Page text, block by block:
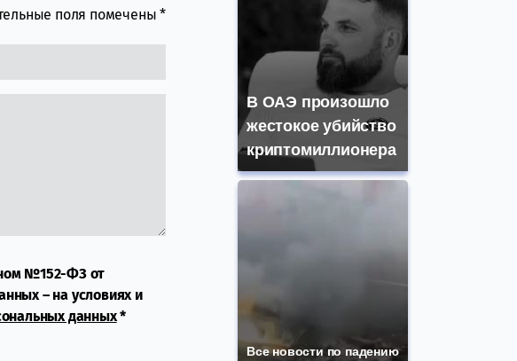
поля помечены*
№152-ФЗ от
– на условиях и
данных*
В ОАЭ произошло
жестокое убийство
криптомиллионера
Все новости по падению